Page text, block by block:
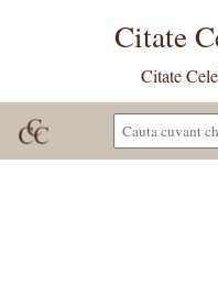
Citate
Citate